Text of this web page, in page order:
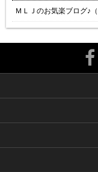
ＭＬＪのお気楽ブログ♪（